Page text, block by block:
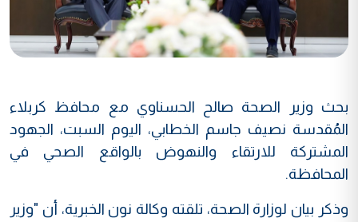
بحث وزير الصحة صالح الحسناوي مع محافظ كربلاء
المُقدسة نصيف جاسم الخطابي، اليوم السبت، الجهود
المشتركة للارتقاء والنهوض بالواقع الصحي في
المحافظة.
وذكر بيان لوزارة الصحة، تلقته وكالة نون الخبرية، أن "وزير